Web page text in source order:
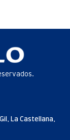
La Castellana,